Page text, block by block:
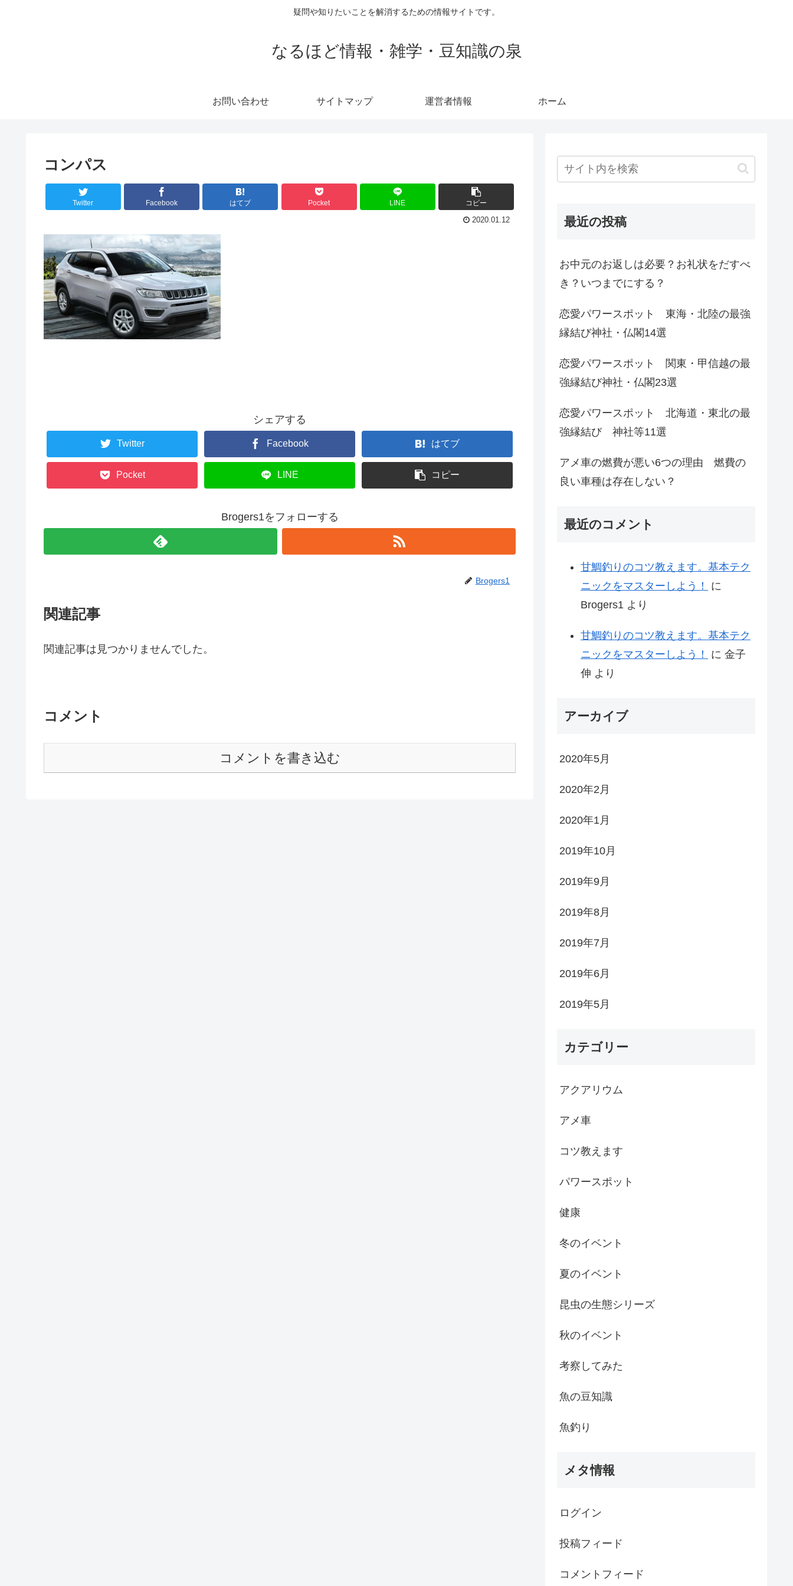
疑問や知りたいことを解消するための情報サイトです。
なるほど情報・雑学・豆知識の泉
お問い合わせ サイトマップ 運営者情報 ホーム
コンパス
Twitter Facebook はてブ Pocket LINE コピー
2020.01.12
シェアする
Twitter Facebook はてブ
Pocket LINE コピー
Brogers1をフォローする
Brogers1
関連記事
関連記事は見つかりませんでした。
コメント
コメントを書き込む
最近の投稿
お中元のお返しは必要？お礼状をだすべ
き？いつまでにする？
恋愛パワースポット 東海・北陸の最強
縁結び神社・仏閣14選
恋愛パワースポット 関東・甲信越の最
強縁結び神社・仏閣23選
恋愛パワースポット 北海道・東北の最
強縁結び 神社等11選
アメ車の燃費が悪い6つの理由 燃費の
良い車種は存在しない？
最近のコメント
甘鯛釣りのコツ教えます。基本テク
ニックをマスターしよう！
に
Brogers1 より
甘鯛釣りのコツ教えます。基本テク
ニックをマスターしよう！
に 金子
伸 より
アーカイブ
2020年5月
2020年2月
2020年1月
2019年10月
2019年9月
2019年8月
2019年7月
2019年6月
2019年5月
カテゴリー
アクアリウム
アメ車
コツ教えます
パワースポット
健康
冬のイベント
夏のイベント
昆虫の生態シリーズ
秋のイベント
考察してみた
魚の豆知識
魚釣り
メタ情報
ログイン
投稿フィード
コメントフィード